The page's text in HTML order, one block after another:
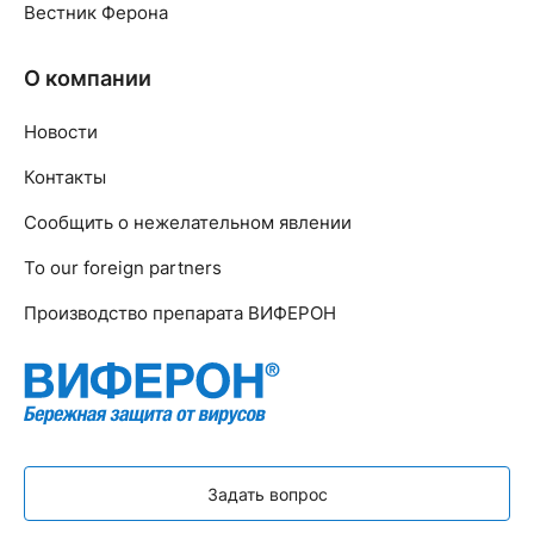
Вестник Ферона
О компании
Новости
Контакты
Сообщить о нежелательном явлении
To our foreign partners
Производство препарата ВИФЕРОН
Задать вопрос